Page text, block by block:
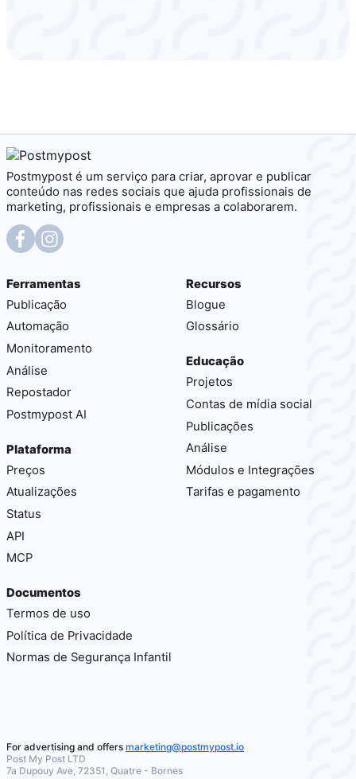
Postmypost é um serviço para criar, aprovar e publicar
conteúdo nas redes sociais que ajuda profissionais de
marketing, profissionais e empresas a colaborarem.
Ferramentas
Publicação
Automação
Monitoramento
Análise
Repostador
Postmypost AI
Plataforma
Preços
Atualizações
Status
API
MCP
Recursos
Blogue
Glossário
Educação
Projetos
Contas de mídia social
Publicações
Análise
Módulos e Integrações
Tarifas e pagamento
Documentos
Termos de uso
Política de Privacidade
Normas de Segurança Infantil
Post My Post LTD
7a Dupouy Ave, 72351, Quatre - Bornes
For advertising and offers marketing@postmypost.io